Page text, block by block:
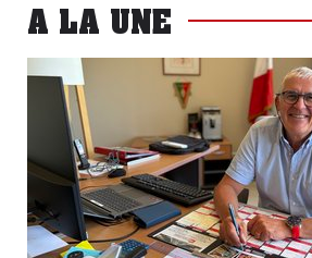
A LA UNE